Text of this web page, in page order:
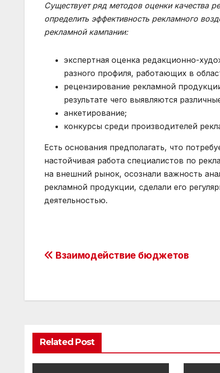
Существует ряд методов оценки качества
определить эффективность рекламного
рекламной кампании:
экспертная оценка редакционно-
разного профиля, работающих в
рецензирование рекламной
результате чего выявляются
анкетирование;
конкурсы среди производителей
Есть основания предполагать, что
настойчивая работа специалистов по
на внешний рынок, осознали важность
рекламной продукции, сделали его
деятельностью.
Post
Взаимодействие бюджетов
Related Post